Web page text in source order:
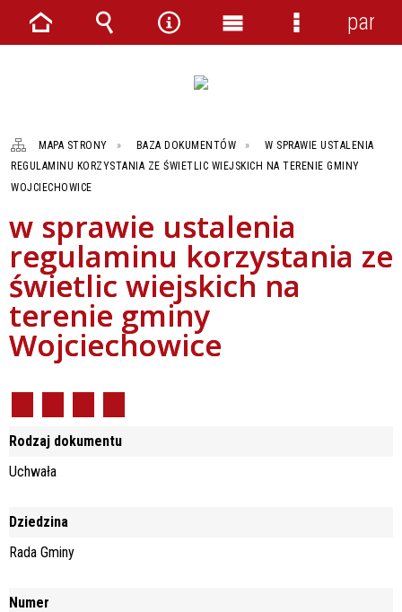
MAPA STRONY BAZA DOKUMENTÓW
W SPRAWIE USTALENIA
REGULAMINU KORZYSTANIA ZE ŚWIETLIC WIEJSKICH NA TERENIE GMINY
WOJCIECHOWICE
w sprawie ustalenia
regulaminu korzystania ze
świetlic wiejskich na
terenie gminy
Wojciechowice
Rodzaj dokumentu
Uchwała
Dziedzina
Rada Gminy
Numer
Strona Wyszukiwarka
NarzędziaMenu
Menu
panel